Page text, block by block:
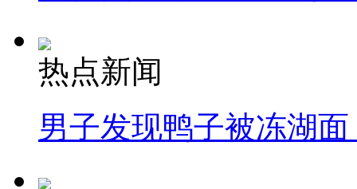
热点新闻
男子发现鸭子被冻湖